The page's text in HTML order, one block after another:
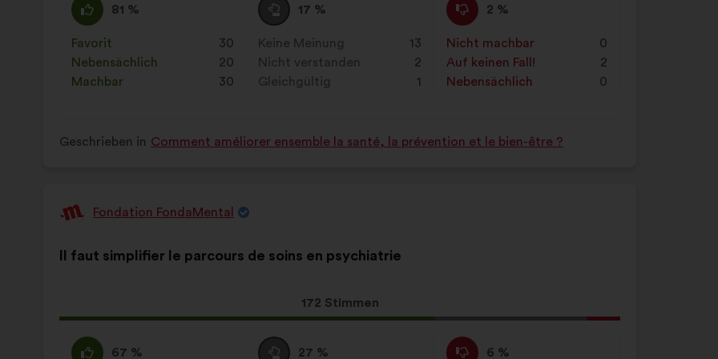
Ich
stimme
zu
:
81 %
Dieser
Vorschlag
wurde
eingeordnet
in:
Favorit
: 30
mal
Nebensächlich
: 20
mal
Machbar
: 30
mal
Neutral
:
17 %
Dieser
Vorschlag
wurde
eingeordnet
in:
Keine Meinung
: 13
mal
Nicht verstanden
: 2
mal
Gleichgültig
: 1
mal
Ich
stimme
nicht
zu
:
2 %
Dieser
Vorschlag
wurde
eingeordnet
in:
Nicht machbar
: 0
mal
Auf keinen Fall!
: 2
mal
Nebensächlich
: 0
mal
Geschrieben in Comment améliorer ensemble la santé, la prévention et le bien-être ?
Vorschlag
Fondation FondaMental
des
Il faut simplifier le parcours de soins en psychiatrie
Dieser
Vorschlag
172 Stimmen
folgender
Ich 67 %
Dieser Neutral27 %
Dieser Ich 6 %
Dieser